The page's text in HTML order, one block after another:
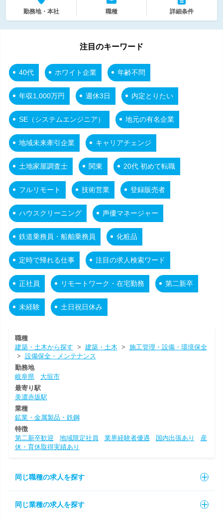
勤務地・本社 職種 詳細条件
注目のキーワード
40代 ホワイト企業 年齢不問
年収1,000万円 週休3日 内定とりたい
SE（システムエンジニア） 地元の有名企業
地域未来牽引企業 キャリアチェンジ
土地家屋調査士 関東 20代 初めて転職
フルリモート 技術営業 登録販売者
ハウスクリーニング 声優マネージャー
鉄道乗務員・船舶乗務員 化粧品
定時で帰れる仕事 注目の求人検索ワード
正社員 リモートワーク・在宅勤務 第二新卒
未経験 土日祝日休み
職種
建築・土木から探す > 建築・土木 > 施工管理・設備・環境保全
> 設備保全・メンテナンス
勤務地
岐阜県
大垣市
最寄り駅
美濃赤坂駅
業種
鉱業・金属製品・鉄鋼
特徴
第二新卒歓迎
地域限定社員 業界経験者優遇 国内出張あり
産
休・育休取得実績あり
同じ職種の求人を探す
同じ業種の求人を探す